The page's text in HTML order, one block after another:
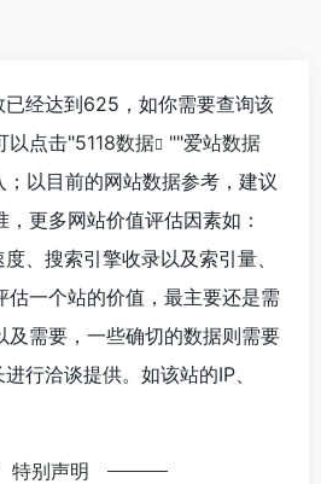
已经达到625，如你需要查询该
以点击"5118数据 ""爱站数据
；以目前的网站数据参考，建议
更多网站价值评估因素如：
、搜索引擎收录以及索引量、
估一个站的价值，最主要还是需
及需要，一些确切的数据则需要
行洽谈提供。如该站的IP、
特别声明